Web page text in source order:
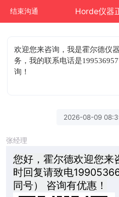
结束沟通 Horde仪器
欢迎您来咨询 ，我是霍尔德仪
务，我的联系电话是
询！
2026-08-09
张经理
您好，霍尔德欢迎您来
时回复请致电
同号） 咨询有优惠！